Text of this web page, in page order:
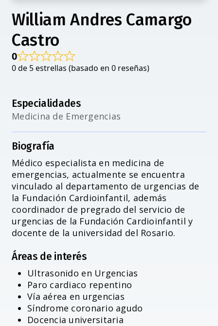
William Andres Camargo
Castro
0
0 de 5 estrellas (basado en 0 reseñas)
Especialidades
Medicina de Emergencias
Biografía
Médico especialista en medicina de
emergencias, actualmente se encuentra
vinculado al departamento de urgencias de
la Fundación Cardioinfantil, además
coordinador de pregrado del servicio de
urgencias de la Fundación Cardioinfantil y
docente de la universidad del Rosario.
Áreas de interés
Ultrasonido en Urgencias
Paro cardiaco repentino
Vía aérea en urgencias
Síndrome coronario agudo
Docencia universitaria